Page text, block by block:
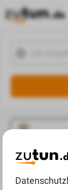
Jobangebote
Deine